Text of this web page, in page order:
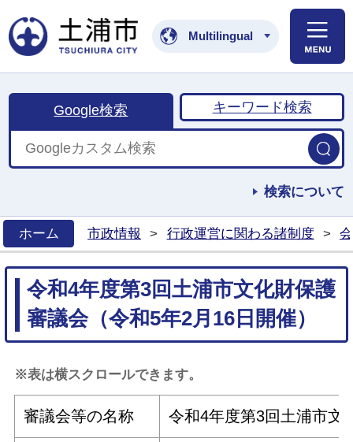
土浦市公式ホームペ
Multilingual
Google検索 キーワード検索
検索について
ホーム
市政情報 > 行政運営に関わる諸制度 >
令和4年度第3回土浦市文化財保護
審議会（令和5年2月16日開催）
※表は横スクロールできます。
審議会等の名称 令和4年度第3回土浦市文